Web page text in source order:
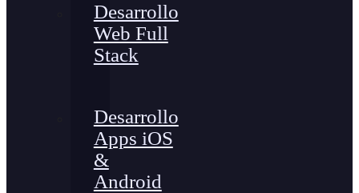
Desarrollo
Web Full
Stack
Desarrollo
Apps iOS
&
Android